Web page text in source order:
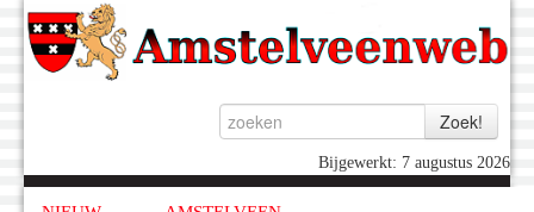
Bijgewerkt: 7 augustus 2026